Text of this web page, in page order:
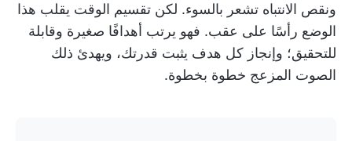
ونقص الانتباه تشعر بالسوء. لكن تقسيم الوقت يقلب هذا
الوضع رأسًا على عقب. فهو يرتب أهدافًا صغيرة وقابلة
للتحقيق؛ وإنجاز كل هدف يثبت قدرتك، ويهدئ ذلك
الصوت المزعج خطوة بخطوة.